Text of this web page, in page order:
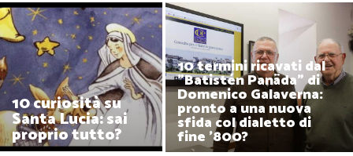
10 curiosità su
Santa Lucia: sai
proprio tutto?
10 termini ricavati dal
"Batistén Panäda" di
Domenico Galaverna:
pronto a una nuova
sfida col dialetto di
fine '800?